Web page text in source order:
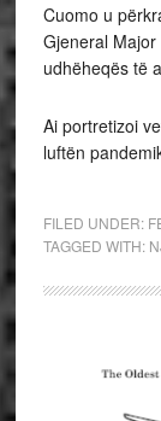
Cuomo u
Gjeneral
udhëheqës të
Ai portretizoi
luftën
FILED UNDER:
TAGGED WITH: